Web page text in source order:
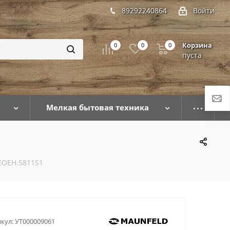
Войти
89292240864
0 0 Корзина
пуста
0
Мелкая бытовая техника
УТ000009061